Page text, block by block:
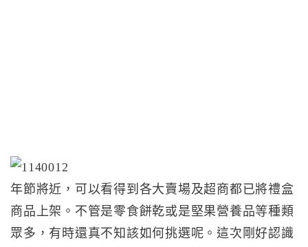
年節將近，可以看得到各大賣場及超商都已將禮盒
商品上架。不管是零食餅乾或是堅果營養品等種類
眾多，有時還真不知該如何挑選呢。這次剛好認識